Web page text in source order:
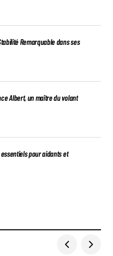
Remarquable dans ses
Albert, un maître du volant
pour aidants et